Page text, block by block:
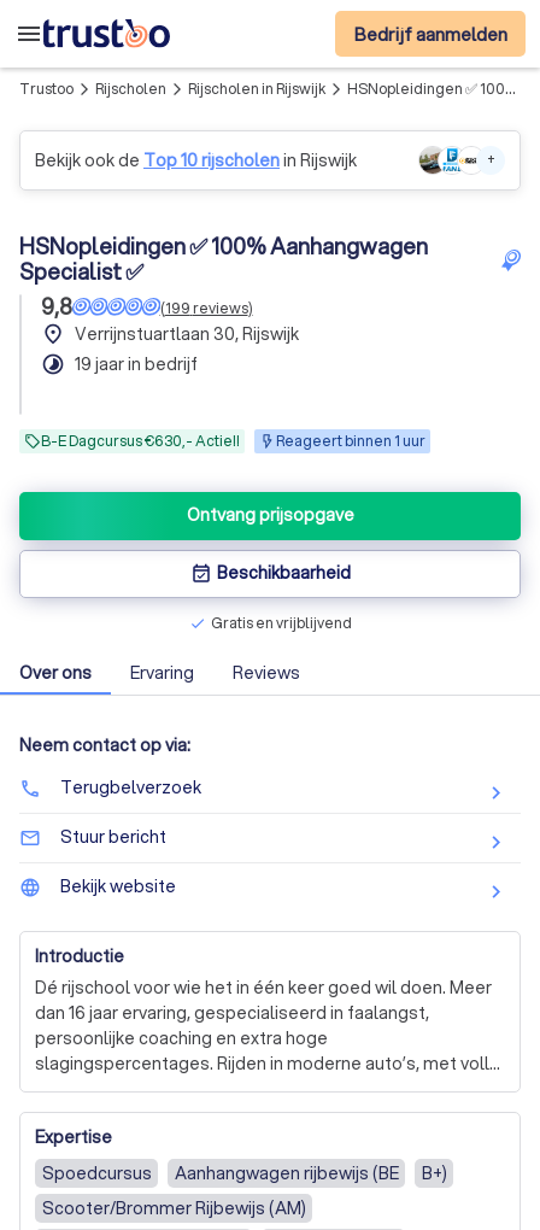
menu Bedrijf aanmelden
Trustoo arrow_forward_ios Rijscholen arrow_forward_ios Rijscholen in Rijswijk arrow_forward_ios HSNopleidingen ✅ 100% Aanhangwagen Specialist ✅
Bekijk ook de Top 10 rijscholenin Rijswijk +
HSNopleidingen ✅ 100% Aanhangwagen
Specialist ✅
9,8
(199reviews)
place Verrijnstuartlaan 30, Rijswijk
timelapse 19 jaar in bedrijf
B-E Dagcursus €630,- Actie!! Reageert binnen 1 uur
Ontvang prijsopgave
event_available Beschikbaarheid
check Gratis en vrijblijvend
Over ons Ervaring Reviews
Neem contact op via:
phone Terugbelverzoek
mail_outline Stuur bericht
language Bekijk website
Introductie
Dé rijschool voor wie het in één keer goed wil doen. Meer
dan 16 jaar ervaring, gespecialiseerd in faalangst,
persoonlijke coaching en extra hoge
slagingspercentages. Rijden in moderne auto’s, met volle
focus op jouw succes. Waarom genoegen nemen met
minder?
Expertise
Spoedcursus
Aanhangwagen rijbewijs (BE
B+)
Scooter/Brommer Rijbewijs (AM)